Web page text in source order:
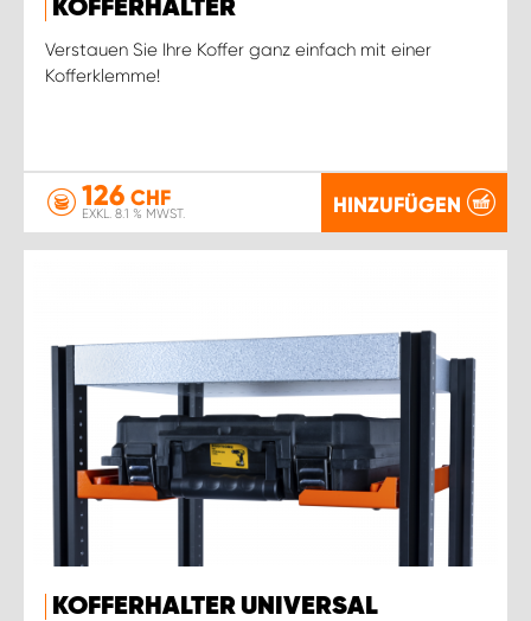
KOFFERHALTER
Verstauen Sie Ihre Koffer ganz einfach mit einer
Kofferklemme!
126 CHF
EXKL. 8.1 % MWST. HINZUFÜGEN
KOFFERHALTER UNIVERSAL